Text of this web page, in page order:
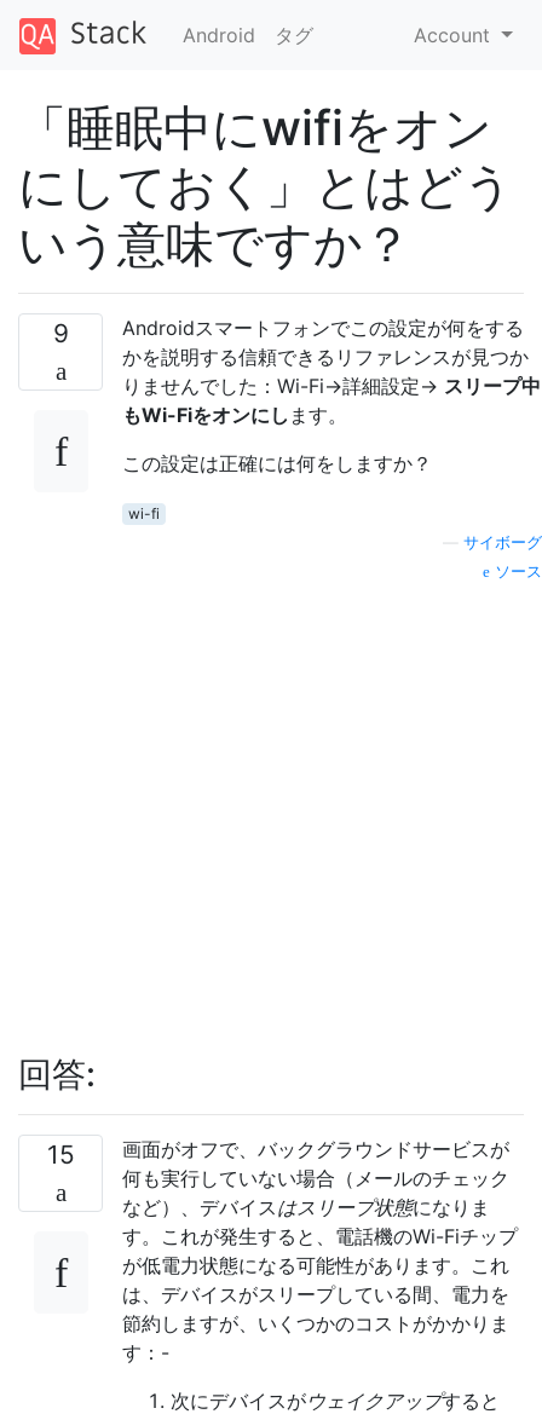
Android タグ Account
「睡眠中にwifiをオン
にしておく」とはどう
いう意味ですか？
9
Androidスマートフォンでこの設定が何をする
かを説明する信頼できるリファレンスが見つか
りませんでした：Wi-Fi->詳細設定-> スリープ中
もWi-Fiをオンにし ます。
この設定は正確には何をしますか？
wi-fi
サイボーグ
ソース
回答:
15
画面がオフで、バックグラウンドサービスが
何も実行していない場合（メールのチェック
など）、デバイスはスリープ状態になりま
す。これが発生すると、電話機のWi-Fiチップ
が低電力状態になる可能性があります。これ
は、デバイスがスリープしている間、電力を
節約しますが、いくつかのコストがかかりま
す：-
次にデバイスがウェイクアップすると